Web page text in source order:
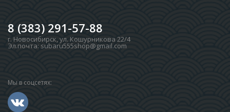
8 (383) 291-57-88
г. Новосибирск,ул. Кошурникова 22/4
Эл.почта: subaru555shop@gmail.com
Мы в соцсетях: